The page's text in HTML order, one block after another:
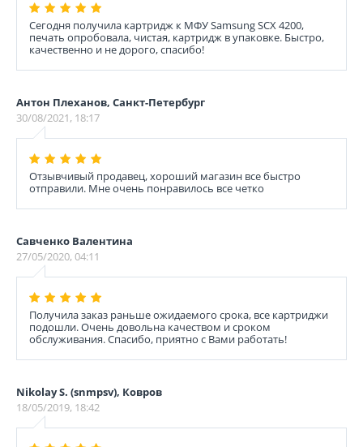
Сегодня получила картридж к МФУ Samsung SCX 4200,
печать опробовала, чистая, картридж в упаковке. Быстро,
качественно и не дорого, спасибо!
Антон Плеханов, Санкт-Петербург
30/08/2021, 18:17
Отзывчивый продавец, хороший магазин все быстро
отправили. Мне очень понравилось все четко
Савченко Валентина
27/05/2020, 04:11
Получила заказ раньше ожидаемого срока, все картриджи
подошли. Очень довольна качеством и сроком
обслуживания. Спасибо, приятно с Вами работать!
Nikolay S. (snmpsv), Ковров
18/05/2019, 18:42